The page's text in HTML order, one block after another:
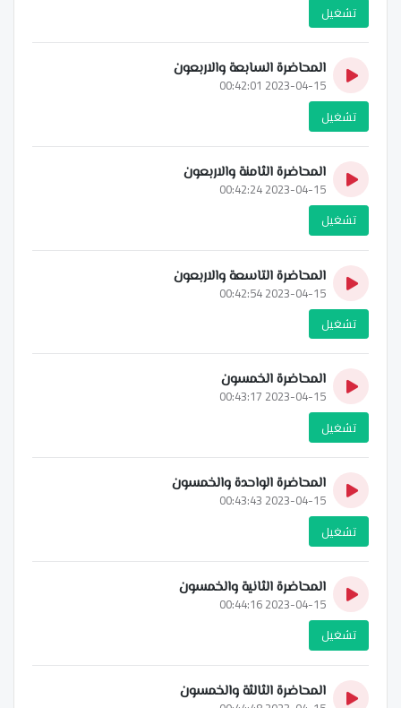
تشغيل
المحاضرة السابعة والاربعون
2023-04-15 00:42:01
تشغيل
المحاضرة الثامنة والاربعون
2023-04-15 00:42:24
تشغيل
المحاضرة التاسعة والاربعون
2023-04-15 00:42:54
تشغيل
المحاضرة الخمسون
2023-04-15 00:43:17
تشغيل
المحاضرة الواحدة والخمسون
2023-04-15 00:43:43
تشغيل
المحاضرة الثانية والخمسون
2023-04-15 00:44:16
تشغيل
المحاضرة الثالثة والخمسون